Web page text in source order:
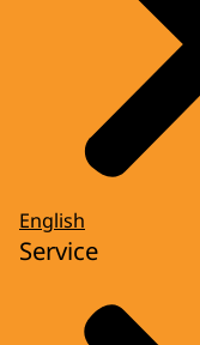
English
Service